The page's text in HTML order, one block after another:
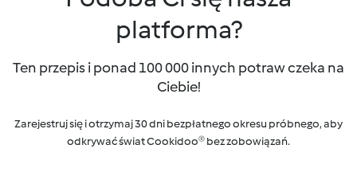
platforma?
Ten przepis i ponad 100 000 innych potraw czeka na
Ciebie!
Zarejestruj się i otrzymaj 30 dni bezpłatnego okresu próbnego, aby
odkrywać świat Cookidoo® bez zobowiązań.